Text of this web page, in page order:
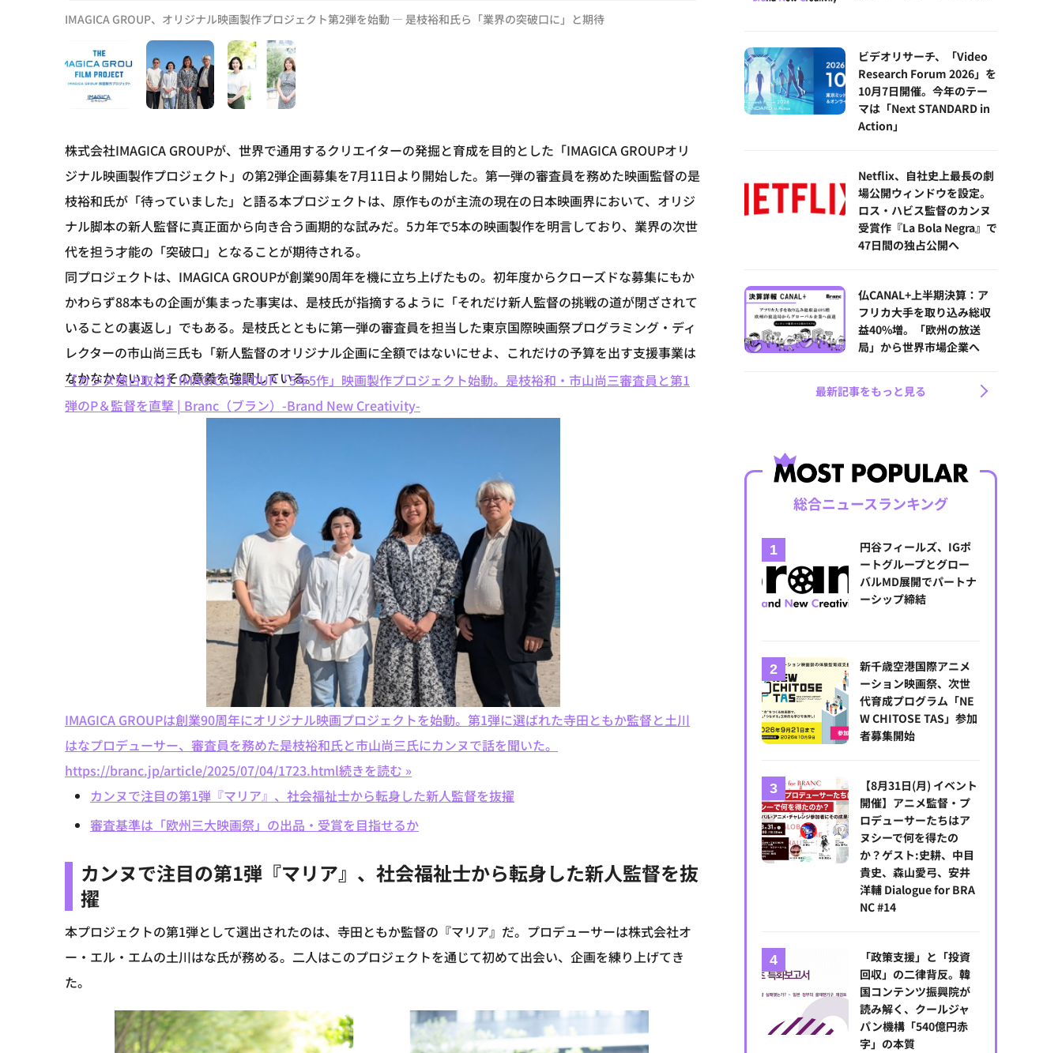
IMAGICA GROUP、オリジナル映画製作プロジェクト第2弾を始動 ― 是枝裕和氏ら「業界の突破口に」と期待
株式会社IMAGICA GROUPが、世界で通用するクリエイターの発掘と育成を目的とした「IMAGICA GROUPオリ
ジナル映画製作プロジェクト」の第2弾企画募集を7月11日より開始した。第一弾の審査員を務めた映画監督の是
枝裕和氏が「待っていました」と語る本プロジェクトは、原作ものが主流の現在の日本映画界において、オリジ
ナル脚本の新人監督に真正面から向き合う画期的な試みだ。5カ年で5本の映画製作を明言しており、業界の次世
代を担う才能の「突破口」となることが期待される。
同プロジェクトは、IMAGICA GROUPが創業90周年を機に立ち上げたもの。初年度からクローズドな募集にもか
かわらず88本もの企画が集まった事実は、是枝氏が指摘するように「それだけ新人監督の挑戦の道が閉ざされて
いることの裏返し」でもある。是枝氏とともに第一弾の審査員を担当した東京国際映画祭プログラミング・ディ
レクターの市山尚三氏も「新人監督のオリジナル企画に全額ではないにせよ、これだけの予算を出す支援事業は
なかなかない」とその意義を強調している。
【カンヌ独占取材】IMAGICA GROUP「5年5作」映画製作プロジェクト始動。是枝裕和・市山尚三審査員と第1
弾のP＆監督を直撃 | Branc（ブラン）-Brand New Creativity-
IMAGICA GROUPは創業90周年にオリジナル映画プロジェクトを始動。第1弾に選ばれた寺田ともか監督と土川
はなプロデューサー、審査員を務めた是枝裕和氏と市山尚三氏にカンヌで話を聞いた。
https://branc.jp/article/2025/07/04/1723.html続きを読む »
カンヌで注目の第1弾『マリア』、社会福祉士から転身した新人監督を抜擢
審査基準は「欧州三大映画祭」の出品・受賞を目指せるか
カンヌで注目の第1弾『マリア』、社会福祉士から転身した新人監督を抜
擢
本プロジェクトの第1弾として選出されたのは、寺田ともか監督の『マリア』だ。プロデューサーは株式会社オ
ー・エル・エムの土川はな氏が務める。二人はこのプロジェクトを通じて初めて出会い、企画を練り上げてき
た。
ビデオリサーチ、「Video
Research Forum 2026」を
10月7日開催。今年のテー
マは「Next STANDARD in
Action」
Netflix、自社史上最長の劇
場公開ウィンドウを設定。
ロス・ハビス監督のカンヌ
受賞作『La Bola Negra』で
47日間の独占公開へ
仏CANAL+上半期決算：ア
フリカ大手を取り込み総収
益40%増。「欧州の放送
局」から世界市場企業へ
最新記事をもっと見る
総合ニュースランキング
円谷フィールズ、IGポ
ートグループとグロー
バルMD展開でパートナ
ーシップ締結
新千歳空港国際アニメ
ーション映画祭、次世
代育成プログラム「NE
W CHITOSE TAS」参加
者募集開始
【8月31日(月) イベント
開催】アニメ監督・プ
ロデューサーたちはア
ヌシーで何を得たの
か？ゲスト:史耕、中目
貴史、森山愛弓、安井
洋輔 Dialogue for BRA
NC #14
「政策支援」と「投資
回収」の二律背反。韓
国コンテンツ振興院が
読み解く、クールジャ
パン機構「540億円赤
字」の本質